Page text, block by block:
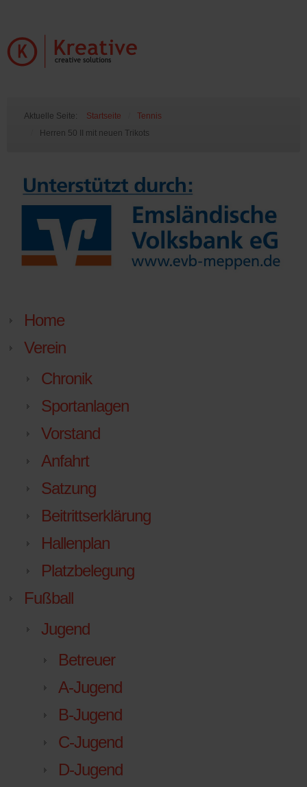
Aktuelle Seite: Startseite
Tennis
Herren 50 II mit neuen Trikots
Home
Verein
Chronik
Sportanlagen
Vorstand
Anfahrt
Satzung
Beitrittserklärung
Hallenplan
Platzbelegung
Fußball
Jugend
Betreuer
A-Jugend
B-Jugend
C-Jugend
D-Jugend